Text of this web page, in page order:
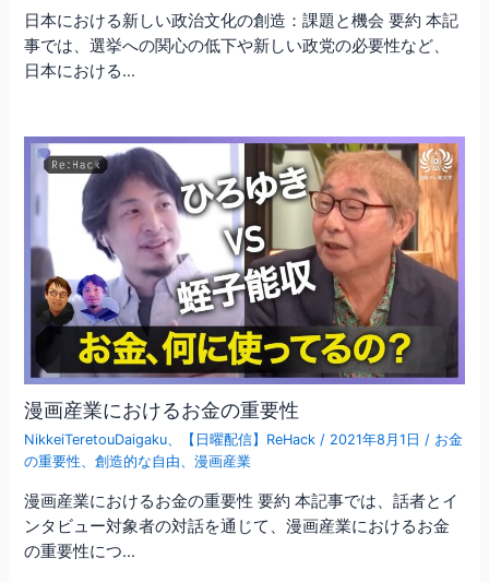
日本における新しい政治文化の創造：課題と機会 要約 本記
事では、選挙への関心の低下や新しい政党の必要性など、
日本における…
漫画産業におけるお金の重要性
NikkeiTeretouDaigaku、 【日曜配信】ReHack / 2021年8月1日 / お金
の重要性、創造的な自由、漫画産業
漫画産業におけるお金の重要性 要約 本記事では、話者とイ
ンタビュー対象者の対話を通じて、漫画産業におけるお金
の重要性につ…